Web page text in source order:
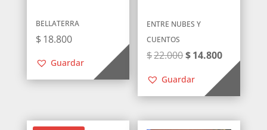
BELLATERRA
$ 18.800
Guardar
ENTRE NUBES Y
CUENTOS
$22.000El
original
era:
$14.800El
precio
es:
Guardar